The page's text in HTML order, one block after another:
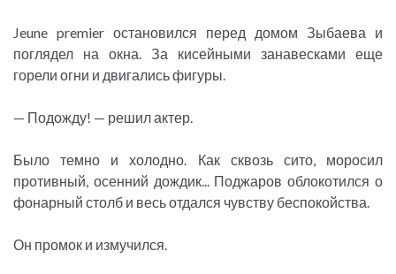
Jeune premier остановился перед домом Зыбаева и
поглядел на окна. За кисейными занавесками еще
горели огни и двигались фигуры.
— Подожду! — решил актер.
Было темно и холодно. Как сквозь сито, моросил
противный, осенний дождик... Поджаров облокотился о
фонарный столб и весь отдался чувству беспокойства.
Он промок и измучился.